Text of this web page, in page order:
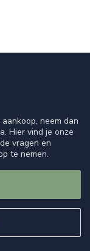
neem dan
Hier vind je onze
vragen en
te nemen.